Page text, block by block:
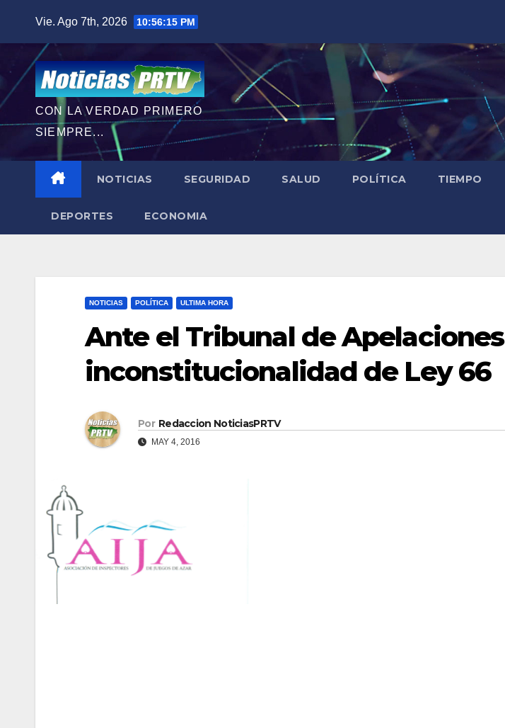
contenido
Vie. Ago 7th, 2026 10:56:16 PM
CON LA VERDAD PRIMERO
SIEMPRE...
NOTICIAS SEGURIDAD SALUD POLÍTICA TIEMPO
DEPORTES ECONOMIA
NOTICIAS POLÍTICA ULTIMA HORA
Ante el Tribunal de Apelaciones
inconstitucionalidad de Ley 66
Por Redaccion NoticiasPRTV
MAY 4, 2016